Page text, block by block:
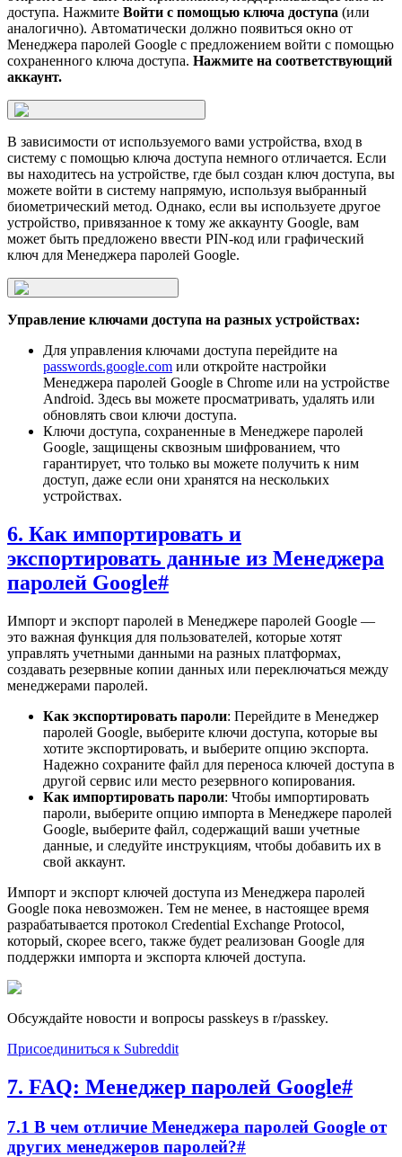
доступа. Нажмите Войти с помощью ключа доступа (или
аналогично). Автоматически должно появиться окно от
Менеджера паролей Google с предложением войти с помощью
сохраненного ключа доступа. Нажмите на соответствующий
аккаунт.
В зависимости от используемого вами устройства, вход в
систему с помощью ключа доступа немного отличается. Если
вы находитесь на устройстве, где был создан ключ доступа, вы
можете войти в систему напрямую, используя выбранный
биометрический метод. Однако, если вы используете другое
устройство, привязанное к тому же аккаунту Google, вам
может быть предложено ввести PIN-код или графический
ключ для Менеджера паролей Google.
Управление ключами доступа на разных устройствах:
Для управления ключами доступа перейдите на
passwords.google.com или откройте настройки
Менеджера паролей Google в Chrome или на устройстве
Android. Здесь вы можете просматривать, удалять или
обновлять свои ключи доступа.
Ключи доступа, сохраненные в Менеджере паролей
Google, защищены сквозным шифрованием, что
гарантирует, что только вы можете получить к ним
доступ, даже если они хранятся на нескольких
устройствах.
6. Как импортировать и
экспортировать данные из Менеджера
паролей Google#
Импорт и экспорт паролей в Менеджере паролей Google —
это важная функция для пользователей, которые хотят
управлять учетными данными на разных платформах,
создавать резервные копии данных или переключаться между
менеджерами паролей.
Как экспортировать пароли: Перейдите в Менеджер
паролей Google, выберите ключи доступа, которые вы
хотите экспортировать, и выберите опцию экспорта.
Надежно сохраните файл для переноса ключей доступа в
другой сервис или место резервного копирования.
Как импортировать пароли: Чтобы импортировать
пароли, выберите опцию импорта в Менеджере паролей
Google, выберите файл, содержащий ваши учетные
данные, и следуйте инструкциям, чтобы добавить их в
свой аккаунт.
Импорт и экспорт ключей доступа из Менеджера паролей
Google пока невозможен. Тем не менее, в настоящее время
разрабатывается протокол Credential Exchange Protocol,
который, скорее всего, также будет реализован Google для
поддержки импорта и экспорта ключей доступа.
Обсуждайте новости и вопросы passkeys в r/passkey.
Присоединиться к Subreddit
7. FAQ: Менеджер паролей Google#
7.1 В чем отличие Менеджера паролей Google от
других менеджеров паролей?#